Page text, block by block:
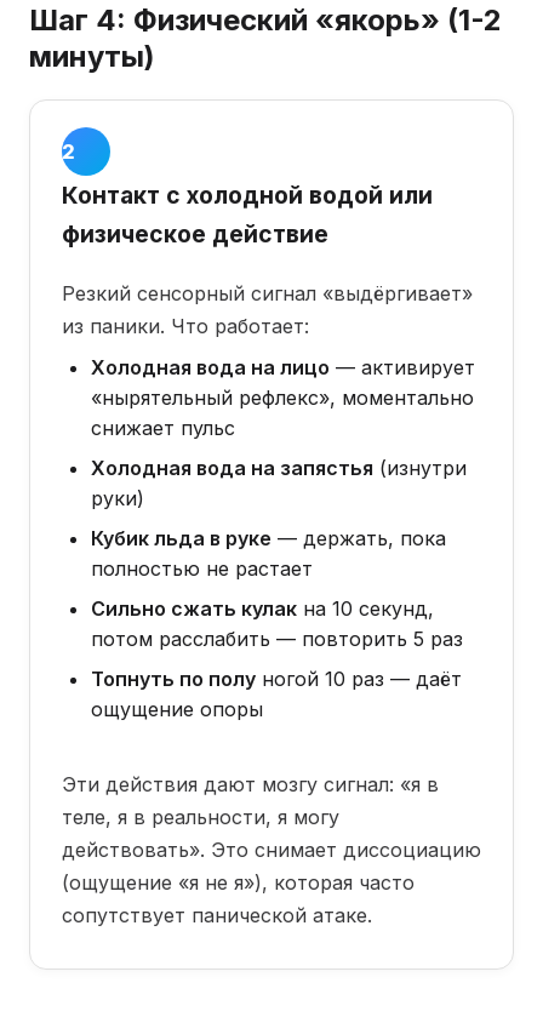
Шаг 4: Физический «якорь» (1-2
минуты)
1-2
минуты
Контакт с холодной водой или
физическое действие
Резкий сенсорный сигнал «выдёргивает»
из паники. Что работает:
Холодная вода на лицо — активирует
«нырятельный рефлекс», моментально
снижает пульс
Холодная вода на запястья (изнутри
руки)
Кубик льда в руке — держать, пока
полностью не растает
Сильно сжать кулак на 10 секунд,
потом расслабить — повторить 5 раз
Топнуть по полу ногой 10 раз — даёт
ощущение опоры
Эти действия дают мозгу сигнал: «я в
теле, я в реальности, я могу
действовать». Это снимает диссоциацию
(ощущение «я не я»), которая часто
сопутствует панической атаке.